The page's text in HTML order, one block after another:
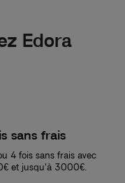
Edora
sans frais
4 fois sans frais avec
et jusqu'à 3000€.